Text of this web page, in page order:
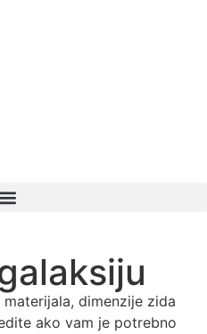
dimenzije zida
ako vam je potrebno